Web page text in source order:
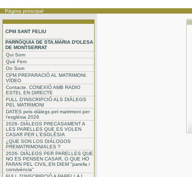
Pàgina principal
CPM SANT FELIU
PARRÒQUIA DE STA.MARIA D'OLESA
DE MONTSERRAT
Qui Som
Què Fem
On Som
CPM.PREPARACIÓ AL MATRIMONI.
VÍDEO
Contacte. CONEXIÓ AMB RADIO
ESTEL EN DIRECTE
FULL D'INSCRIPCIÓ ALS DIÀLEGS
PEL MATRIMONI
DATES pels diàlegs pel matrimoni per
l'església 2026
2026- DIÀLEGS PRECASAMENT A
LES PARELLES QUE ES VOLEN
CASAR PER L'ESGLÉSIA
¿QUE SON LOS DIÁLOGOS
PREMATRIMONIALES ?
2026- DIÀLEGS PER PARELLES QUE
NO ES PENSEN CASAR, O QUE HO
FARAN PEL CIVIL.EN DIEM "parella i
convivència"